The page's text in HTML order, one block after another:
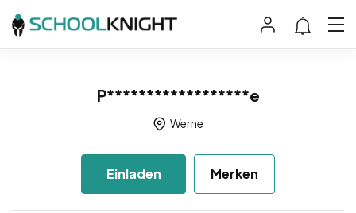
P******************e
Werne
Einladen Merken